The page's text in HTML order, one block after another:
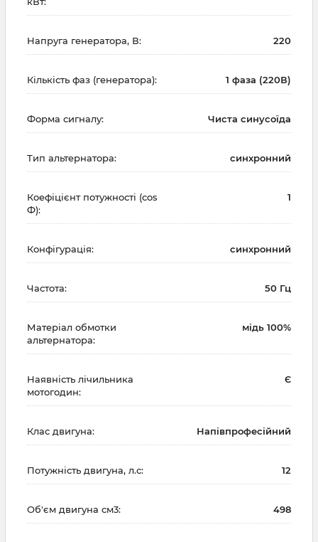
Напруга генератора, В: 220
Кількість фаз (генератора): 1 фаза (220В)
Форма сигналу: Чиста синусоїда
Тип альтернатора: синхронний
Коефіцієнт потужності (cos
Ф):
1
Конфігурація: синхронний
Частота: 50 Гц
Матеріал обмотки
альтернатора:
мідь 100%
Наявність лічильника
мотогодин:
Є
Клас двигуна: Напівпрофесійний
Потужність двигуна, л.с: 12
Об'єм двигуна см3: 498